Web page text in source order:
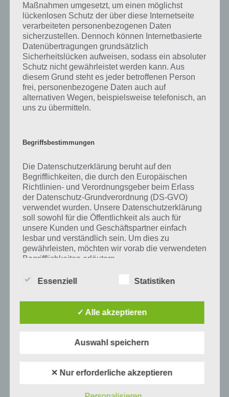
Darum geht es bei 94%
Was ist 94%? In der App 94% musst du auf Basis eines Bildes oder
einer Aussage die Antworten herausfinden, die von anderen Spielern
am häufigsten genannt worden sind. Nur so kannst du das nächste
Level freischalten. Zusammenaddiert ergeben alle Antworten 94
Prozent, wovon die App ihren Namen hat. Entsprechend ist 94
Prozent ein Wort und Rätsel-Spiel. Bereits über 10 Millionen mal
wurde die App mittlerweile heruntergeladen und gehört mit zu den
Auf WhatsApp teilen Teilen auf Facebook
Tweet auf Twitter
Mehr Artikel hier auf Touchportal
Maßnahmen umgesetzt, um einen möglichst
lückenlosen Schutz der über diese Internetseite
verarbeiteten personenbezogenen Daten
sicherzustellen. Dennoch können Internetbasierte
Datenübertragungen grundsätzlich
Sicherheitslücken aufweisen, sodass ein absoluter
Schutz nicht gewährleistet werden kann. Aus
diesem Grund steht es jeder betroffenen Person
frei, personenbezogene Daten auch auf
alternativen Wegen, beispielsweise telefonisch, an
uns zu übermitteln.
Begriffsbestimmungen
Die Datenschutzerklärung beruht auf den
Begrifflichkeiten, die durch den Europäischen
Richtlinien- und Verordnungsgeber beim Erlass
der Datenschutz-Grundverordnung (DS-GVO)
verwendet wurden. Unsere Datenschutzerklärung
soll sowohl für die Öffentlichkeit als auch für
unsere Kunden und Geschäftspartner einfach
lesbar und verständlich sein. Um dies zu
gewährleisten, möchten wir vorab die verwendeten
Begrifflichkeiten erläutern.
Wir verwenden in dieser Datenschutzerklärung
a) personenbezogene Daten
Personenbezogene Daten sind alle
oder identifizierbare natürliche Person (im
Essenziell Statistiken
✓ Alle akzeptieren
Auswahl speichern
✕ Nur erforderliche akzeptieren